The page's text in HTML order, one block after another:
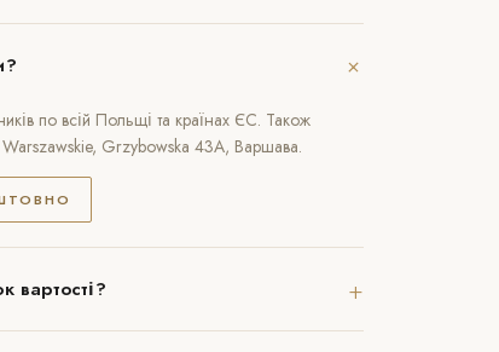
+
по всій Польщі та країнах ЄС. Також
Grzybowska 43A, Варшава.
вартості? +